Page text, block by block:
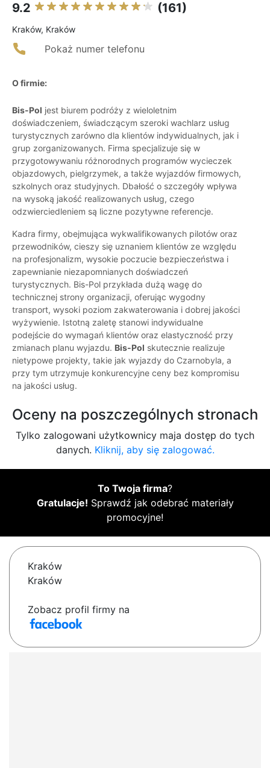
9.2 (161)
Kraków, Kraków
Pokaż numer telefonu
O firmie:
Bis-Pol jest biurem podróży z wieloletnim
doświadczeniem, świadczącym szeroki wachlarz usług
turystycznych zarówno dla klientów indywidualnych, jak i
grup zorganizowanych. Firma specjalizuje się w
przygotowywaniu różnorodnych programów wycieczek
objazdowych, pielgrzymek, a także wyjazdów firmowych,
szkolnych oraz studyjnych. Dbałość o szczegóły wpływa
na wysoką jakość realizowanych usług, czego
odzwierciedleniem są liczne pozytywne referencje.
Kadra firmy, obejmująca wykwalifikowanych pilotów oraz
przewodników, cieszy się uznaniem klientów ze względu
na profesjonalizm, wysokie poczucie bezpieczeństwa i
zapewnianie niezapomnianych doświadczeń
turystycznych. Bis-Pol przykłada dużą wagę do
technicznej strony organizacji, oferując wygodny
transport, wysoki poziom zakwaterowania i dobrej jakości
wyżywienie. Istotną zaletę stanowi indywidualne
podejście do wymagań klientów oraz elastyczność przy
zmianach planu wyjazdu. Bis-Pol skutecznie realizuje
nietypowe projekty, takie jak wyjazdy do Czarnobyla, a
przy tym utrzymuje konkurencyjne ceny bez kompromisu
na jakości usług.
Oceny na poszczególnych stronach
Tylko zalogowani użytkownicy maja dostęp do tych
danych. Kliknij, aby się zalogować.
To Twoja firma?
Gratulacje! Sprawdź jak odebrać materiały
promocyjne!
Kraków
Kraków
Zobacz profil firmy na